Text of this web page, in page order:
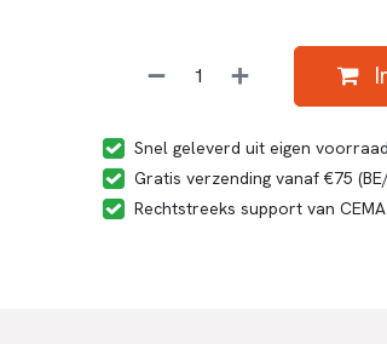
Snel geleverd uit eigen voorraad
Gratis verzending vanaf €75
Rechtstreeks support van